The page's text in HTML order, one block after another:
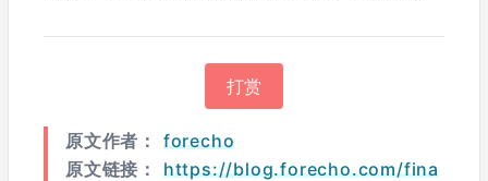
打赏
原文作者：
forecho
原文链接：
https://blog.forecho.com/fina